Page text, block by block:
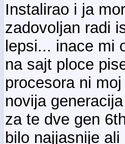
Instalirao i ja
zadovoljan radi
lepsi... inace mi
na sajt ploce
procesora ni
novija
za te dve gen
bilo najjasnije